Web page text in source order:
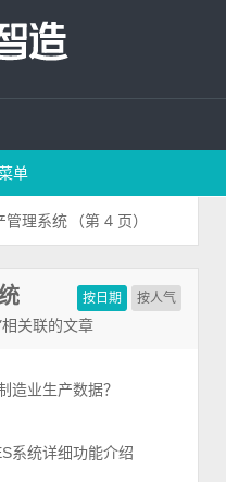
单
管理系统 （第 4 页）
按日期 按人气
关联的文章
造业生产数据？
系统详细功能介绍